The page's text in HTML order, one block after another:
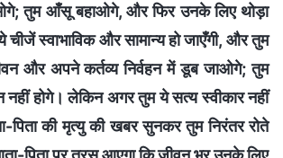
तुम आँसू बहाओगे, और फिर उनके लिए थोड़ा
चीजें स्वाभाविक और सामान्य हो जाएँगी, और तुम
और अपने कर्तव्य निर्वहन में डूब जाओगे; तुम
होगे। लेकिन अगर तुम ये सत्य स्वीकार नहीं
पिता की मृत्यु की खबर सुनकर तुम निरंतर रोते